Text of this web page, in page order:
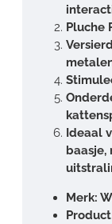
Pluche
Ideaal
Merk: